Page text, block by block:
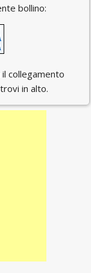
bollino:
collegamento
in alto.